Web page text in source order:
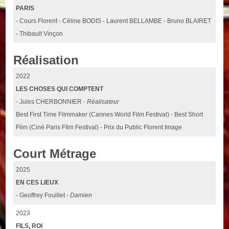
PARIS
- Cours Florent - Céline BODIS - Laurent BELLAMBE - Bruno BLAIRET
- Thibault Vinçon
Réalisation
2022
LES CHOSES QUI COMPTENT
- Jules CHERBONNIER -Réalisateur
Best First Time Filmmaker (Cannes World Film Festival) - Best Short
Film (Ciné Paris FIlm Festival) - Prix du Public Florent Image
Court Métrage
2025
EN CES LIEUX
- Geoffrey Fouillet -Damien
2023
FILS, ROI